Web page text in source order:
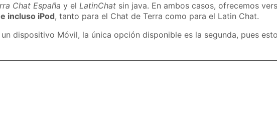
Chat España y elLatinChat sin java. En ambos casos, ofrecemos
incluso iPod, tanto para el Chat de Terra como para el Latin Chat.
dispositivo Móvil, la única opción disponible es la segunda, pues